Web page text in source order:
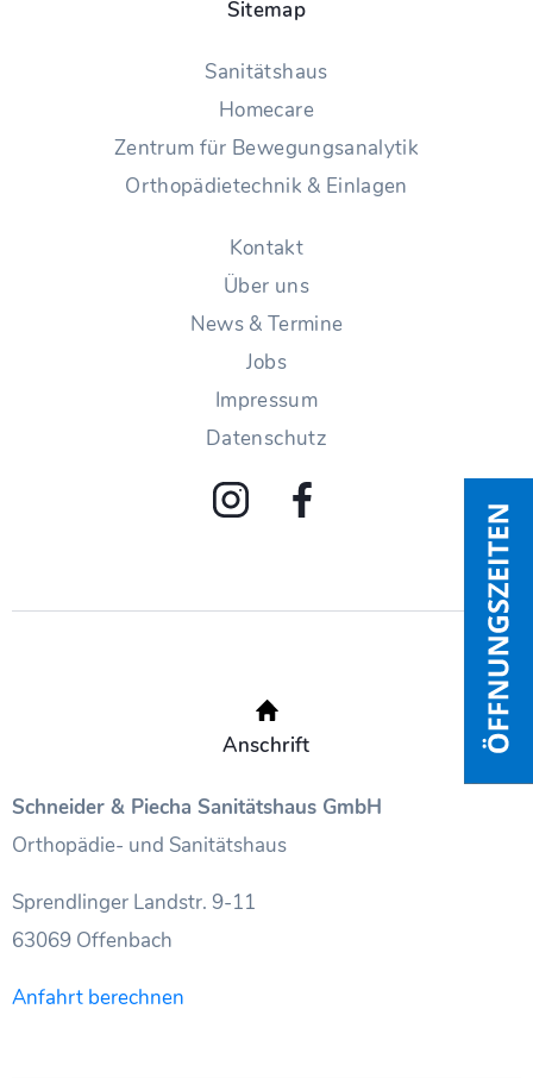
Sitemap
Sanitätshaus
Homecare
Zentrum für Bewegungsanalytik
Orthopädietechnik & Einlagen
Kontakt
Über uns
News & Termine
Jobs
Impressum
Datenschutz
Anschrift
Schneider & Piecha Sanitätshaus GmbH
Orthopädie- und Sanitätshaus
Sprendlinger Landstr. 9-11
63069 Offenbach
Anfahrt berechnen